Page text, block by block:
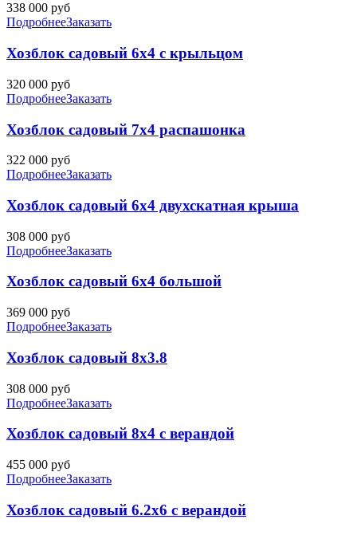
338 000 руб
ПодробнееЗаказать
Хозблок садовый 6х4 с крыльцом
320 000 руб
ПодробнееЗаказать
Хозблок садовый 7х4 распашонка
322 000 руб
ПодробнееЗаказать
Хозблок садовый 6х4 двухскатная крыша
308 000 руб
ПодробнееЗаказать
Хозблок садовый 6х4 большой
369 000 руб
ПодробнееЗаказать
Хозблок садовый 8х3.8
308 000 руб
ПодробнееЗаказать
Хозблок садовый 8х4 с верандой
455 000 руб
ПодробнееЗаказать
Хозблок садовый 6.2х6 с верандой